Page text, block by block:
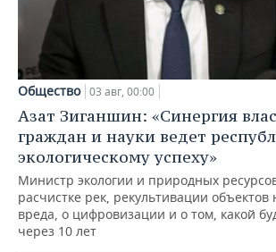
Общество 03 авг, 00:00
Азат Зиганшин: «Синергия
граждан и науки ведет
экологическому успеху»
Министр экологии и природных
расчистке рек, рекультивации объектов
вреда, о цифровизации и о том, какой
через 10 лет